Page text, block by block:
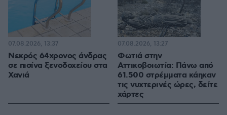
Νεκρός 64χρονος άνδρας
σε πισίνα ξενοδοχείου στα
Χανιά
07.08.2026, 13:37
Φωτιά στην
Αττικοβοιωτία: Πάνω από
61.500 στρέμματα κάηκαν
τις νυχτερινές ώρες, δείτε
χάρτες
07.08.2026, 13:27